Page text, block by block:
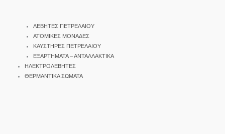
ΛΕΒΗΤΕΣ ΠΕΤΡΕΛΑΙΟΥ
ΑΤΟΜΙΚΕΣ ΜΟΝΑΔΕΣ
ΚΑΥΣΤΗΡΕΣ ΠΕΤΡΕΛΑΙΟΥ
ΕΞΑΡΤΗΜΑΤΑ – ΑΝΤΑΛΛΑΚΤΙΚΑ
ΗΛΕΚΤΡΟΛΕΒΗΤΕΣ
ΘΕΡΜΑΝΤΙΚΑ ΣΩΜΑΤΑ